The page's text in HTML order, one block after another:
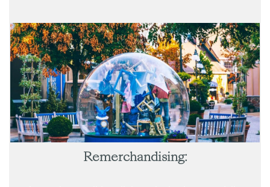
Remerchandising: